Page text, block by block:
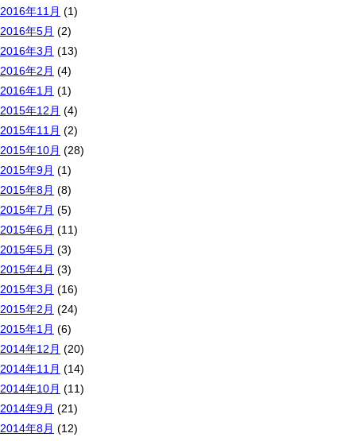
2016年11月 (1)
2016年5月 (2)
2016年3月 (13)
2016年2月 (4)
2016年1月 (1)
2015年12月 (4)
2015年11月 (2)
2015年10月 (28)
2015年9月 (1)
2015年8月 (8)
2015年7月 (5)
2015年6月 (11)
2015年5月 (3)
2015年4月 (3)
2015年3月 (16)
2015年2月 (24)
2015年1月 (6)
2014年12月 (20)
2014年11月 (14)
2014年10月 (11)
2014年9月 (21)
2014年8月 (12)